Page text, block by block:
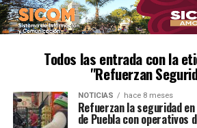
Todos las entrada con la
"Refuerzan
NOTICIAS hace 8 meses
Refuerzan la seguridad
de Puebla con operativos